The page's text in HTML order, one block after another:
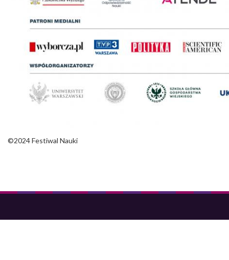
©2024 Festiwal Nauki